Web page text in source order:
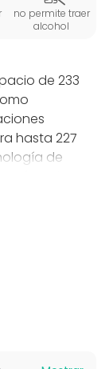
no permite traer
alcohol
de 233
hasta 227
de
cómoda y
metros y
y
y 4 de
tracking que